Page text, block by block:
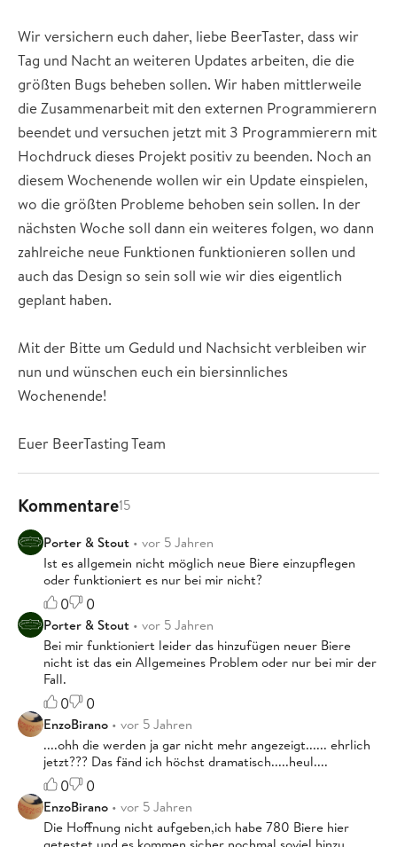
Wir versichern euch daher, liebe BeerTaster, dass wir
Tag und Nacht an weiteren Updates arbeiten, die die
größten Bugs beheben sollen. Wir haben mittlerweile
die Zusammenarbeit mit den externen Programmierern
beendet und versuchen jetzt mit 3 Programmierern mit
Hochdruck dieses Projekt positiv zu beenden. Noch an
diesem Wochenende wollen wir ein Update einspielen,
wo die größten Probleme behoben sein sollen. In der
nächsten Woche soll dann ein weiteres folgen, wo dann
zahlreiche neue Funktionen funktionieren sollen und
auch das Design so sein soll wie wir dies eigentlich
geplant haben.
Mit der Bitte um Geduld und Nachsicht verbleiben wir
nun und wünschen euch ein biersinnliches
Wochenende!
Euer BeerTasting Team
Kommentare15
Porter & Stout • vor 5 Jahren
Ist es allgemein nicht möglich neue Biere einzupflegen
oder funktioniert es nur bei mir nicht?
0 0
Porter & Stout • vor 5 Jahren
Bei mir funktioniert leider das hinzufügen neuer Biere
nicht ist das ein Allgemeines Problem oder nur bei mir der
Fall.
0 0
EnzoBirano • vor 5 Jahren
....ohh die werden ja gar nicht mehr angezeigt...... ehrlich
jetzt??? Das fänd ich höchst dramatisch.....heul....
0 0
EnzoBirano • vor 5 Jahren
Die Hoffnung nicht aufgeben,ich habe 780 Biere hier